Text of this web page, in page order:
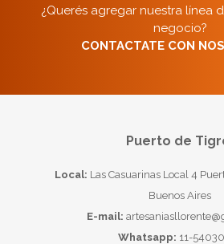
¿Querés agregar nuestra línea
negocio?
CONTACTATE CON
Puerto de
Local: Las Casuarinas Local 4
Buenos Aires
E-mail:
Whatsapp: 11-